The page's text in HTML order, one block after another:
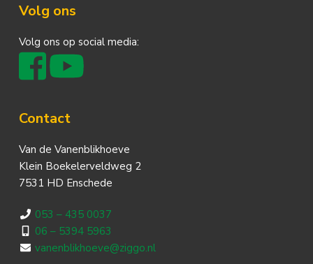
Footer
Volg ons
Volg ons op social media:
Contact
Van de Vanenblikhoeve
Klein Boekelerveldweg 2
7531 HD Enschede
053 – 435 0037
06 – 5394 5963
vanenblikhoeve@ziggo.nl